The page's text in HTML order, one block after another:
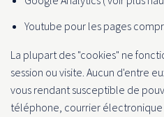
Youtube pour les pages
La plupart des "cookies" ne
session ou visite. Aucun d'entre
vous rendant susceptible de
téléphone, courrier électronique